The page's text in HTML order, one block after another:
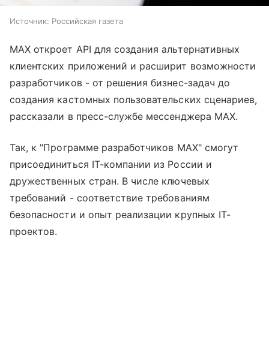
Источник: Российская газета
MAX откроет API для создания альтернативных
клиентских приложений и расширит возможности
разработчиков - от решения бизнес-задач до
создания кастомных пользовательских сценариев,
рассказали в пресс-службе мессенджера MAX.
Так, к "Программе разработчиков МАХ" смогут
присоединиться IT-компании из России и
дружественных стран. В числе ключевых
требований - соответствие требованиям
безопасности и опыт реализации крупных IT-
проектов.